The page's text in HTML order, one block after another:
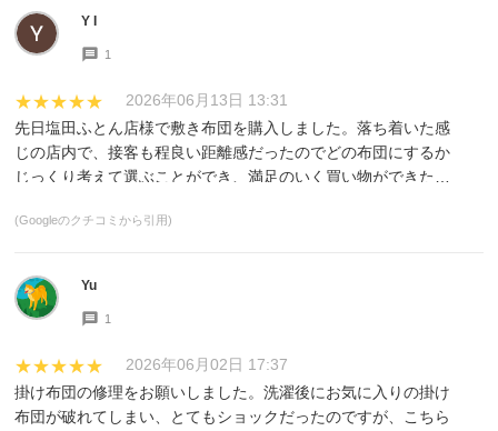
Y I
1
★★★★★
2026年06月13日 13:31
先日塩田ふとん店様で敷き布団を購入しました。落ち着いた感
じの店内で、接客も程良い距離感だったのでどの布団にするか
じっくり考えて選ぶことができ、満足のいく買い物ができたと
した。購入した布団で寝るようになって数日経ちましたが、寝
入や相談事などあれば立ち寄らせていただきたいと思います。
(Googleのクチコミから引用)
Yu
1
★★★★★
2026年06月02日 17:37
掛け布団の修理をお願いしました。洗濯後にお気に入りの掛け
布団が破れてしまい、とてもショックだったのですが、こちら